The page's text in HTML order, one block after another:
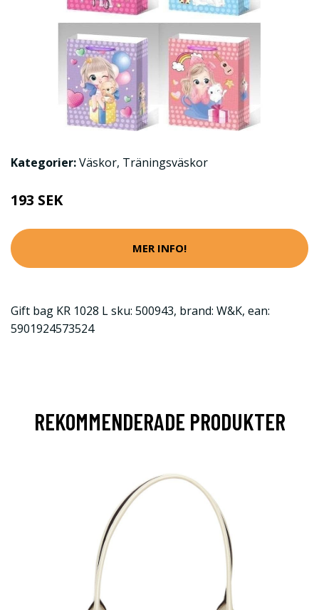
Kategorier:Väskor, Träningsväskor
193 SEK
MER INFO!
Gift bag KR 1028 L sku: 500943, brand: W&K, ean:
5901924573524
REKOMMENDERADE PRODUKTER